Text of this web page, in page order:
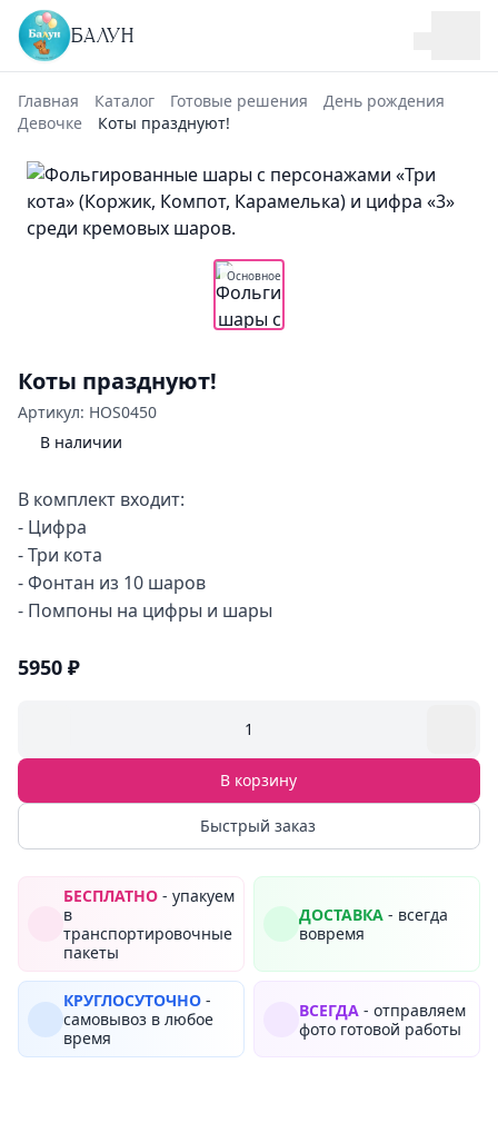
БАЛУН
Главная Каталог Готовые решения
День рождения
Девочке
Коты празднуют!
Основное
Коты празднуют!
Артикул: HOS0450
В наличии
В комплект входит:
- Цифра
- Три кота
- Фонтан из 10 шаров
- Помпоны на цифры и шары
5950 ₽
1
В корзину
Быстрый заказ
БЕСПЛАТНО - упакуем
в
транспортировочные
пакеты
ДОСТАВКА - всегда
вовремя
КРУГЛОСУТОЧНО -
самовывоз в любое
время
ВСЕГДА - отправляем
фото готовой работы